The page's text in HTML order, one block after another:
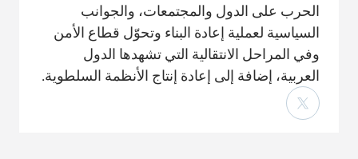
الحرب على الدول والمجتمعات، والجوانب
السياسية لعملية إعادة البناء وتحوّل قطاع الأمن
وفي المراحل الانتقالية التي تشهدها الدول
العربية، إضافة إلى إعادة إنتاج الأنظمة السلطوية.